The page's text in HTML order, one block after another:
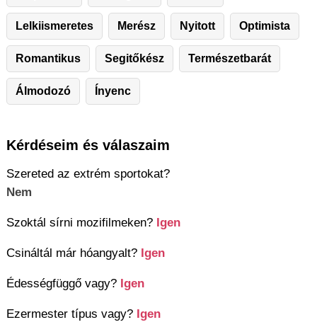
Lelkiismeretes Merész Nyitott Optimista
Romantikus Segitőkész Természetbarát
Álmodozó Ínyenc
Kérdéseim és válaszaim
Szereted az extrém sportokat?
Nem
Szoktál sírni mozifilmeken? Igen
Csináltál már hóangyalt? Igen
Édességfüggő vagy? Igen
Ezermester típus vagy? Igen